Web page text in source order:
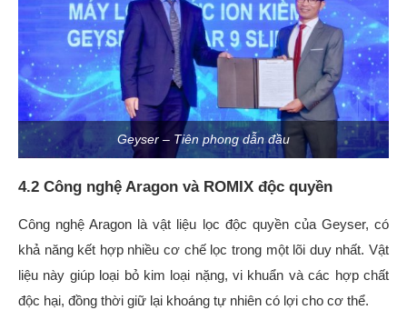
Geyser – Tiên phong dẫn đầu
4.2 Công nghệ Aragon và ROMIX độc quyền
Công nghệ Aragon là vật liệu lọc độc quyền của Geyser, có
khả năng kết hợp nhiều cơ chế lọc trong một lõi duy nhất. Vật
liệu này giúp loại bỏ kim loại nặng, vi khuẩn và các hợp chất
độc hại, đồng thời giữ lại khoáng tự nhiên có lợi cho cơ thể.